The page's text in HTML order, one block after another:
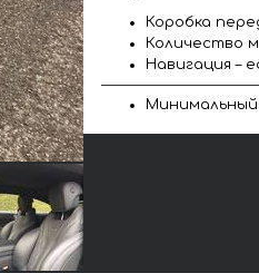
Коробка
Количество
Навигация –
Минимальный